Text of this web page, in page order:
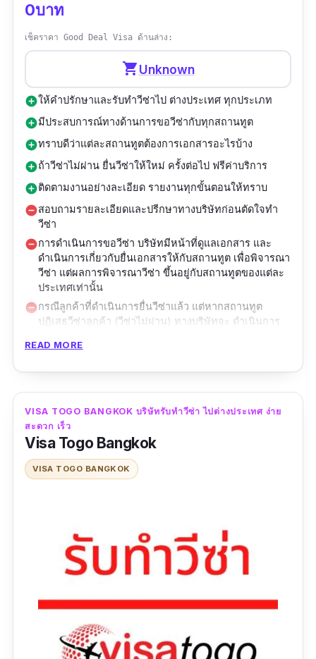
0บาท
เช็คราคา Good Deal Visa ด้านล่าง:
shopping_cartUnknown
add_circleให้คำปรักษาและรับทำวีซ่าไป ต่างประเทศ ทุกประเภท
add_circleมีประสบการณ์ทางด้านการขอวีซ่ากับทุกสถานทูต
add_circleทราบดีว่าแต่ละสถานทูตต้องการเอกสารอะไรบ้าง
add_circleถ้าวีซ่าไม่ผ่าน ยื่นวีซ่าให้ใหม่ ครั้งต่อไป ฟรีค่าบริการ
add_circleติดตามงานอย่างละเอียด รายงานทุกขั้นตอนให้ทราบ
remove_circleสอบถามรายละเอียดและปรีกษาทางบริษัทก่อนตัดใจทำ
วีซ่า
remove_circleการดำเนินการขอวีซ่า บริษัทมีหน้าที่ดูแลเอกสาร และ
ดำเนินการเกี่ยวกับยื่นเอกสารให้กับสถานทูต เพื่อพิจารณา
วีซ่า แต่ผลการพิจารณาวีซ่า ขึ้นอยู่กับสถานทูตของแต่ละ
ประเทศเท่านั้น
remove_circleกรณีลูกค้าที่ดำเนินการยื่นวีซ่าแล้ว แต่หากสถานทูต
ปฏิเสธวีซ่าลูกค้า (วีซ่าไม่ผ่าน) ทางบริษัทจะ ดำเนินการ
บริษัท ลูกค้าชำระเพียงค่าธรรมเนียมสถานทูตเองในครั้ง
Good Deal Visa บริษัทรับทําวีซ่า ไปต่างประเทศ
ทุกประเภท ผ่านการจดทะเบียนเป็นบริษัทรับทำ
หรือยื่น VISA และมีประสบการณ์ทางด้านการขอ
วีซ่ากับทุกสถานทูต ซึ่งจุดแข็งของที่นี่คือ ทราบดี
Good Deal Visa จะสามารช่วยให้คุณเตรียม
เอกสารได้อย่างครบถ้วน ชัดเจน เพื่อให้คุณสมบัติ
พิจารณาเพื่อให้วีซ่าของแต่ละสถานทูตค่ะ
ข้อมูลเฉพาะ
READ MORE
VISA TOGO BANGKOK บริษัทรับทําวีซ่า ไปต่างประเทศ ง่าย
สะดวก เร็ว
Visa Togo Bangkok
VISA TOGO BANGKOK